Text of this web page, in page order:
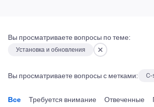
Вы просматриваете вопросы по теме:
Установка и обновления
Вы просматриваете вопросы с метками:
Все Требуется внимание Отвеченные